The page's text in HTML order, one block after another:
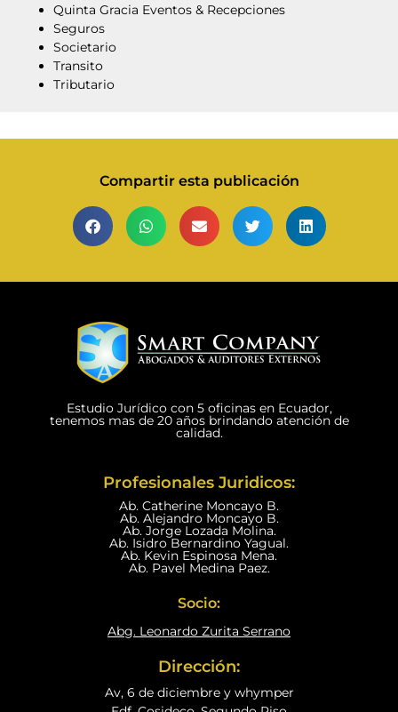
Quinta Gracia Eventos & Recepciones
Seguros
Societario
Transito
Tributario
Compartir esta publicación
Estudio Jurídico con 5 oficinas en Ecuador,
tenemos mas de 20 años brindando atención de
calidad.
Profesionales Juridicos:
Ab. Catherine Moncayo B.
Ab. Alejandro Moncayo B.
Ab. Jorge Lozada Molina.
Ab. Isidro Bernardino Yagual.
Ab. Kevin Espinosa Mena.
Ab. Pavel Medina Paez.
Socio:
Abg. Leonardo Zurita Serrano
Dirección:
Av, 6 de diciembre y whymper